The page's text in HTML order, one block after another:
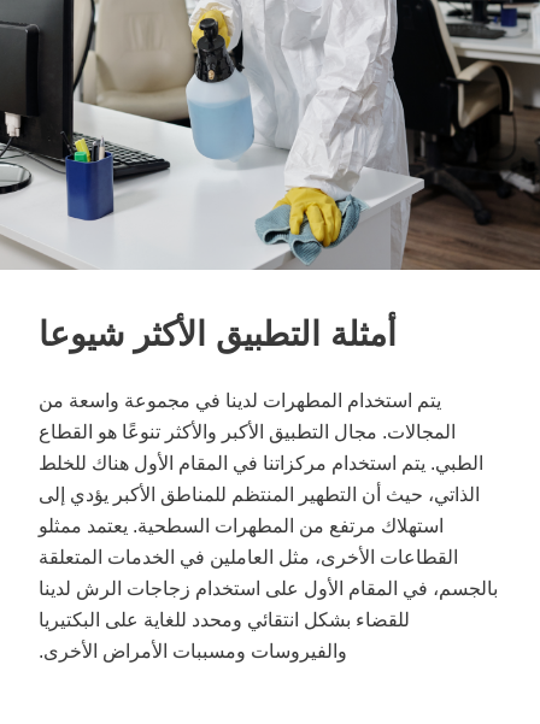
أمثلة التطبيق الأكثر شيوعا
يتم استخدام المطهرات لدينا في مجموعة واسعة من
المجالات. مجال التطبيق الأكبر والأكثر تنوعًا هو القطاع
الطبي. يتم استخدام مركزاتنا في المقام الأول هناك للخلط
الذاتي، حيث أن التطهير المنتظم للمناطق الأكبر يؤدي إلى
استهلاك مرتفع من المطهرات السطحية. يعتمد ممثلو
القطاعات الأخرى، مثل العاملين في الخدمات المتعلقة
بالجسم، في المقام الأول على استخدام زجاجات الرش لدينا
للقضاء بشكل انتقائي ومحدد للغاية على البكتيريا
والفيروسات ومسببات الأمراض الأخرى.